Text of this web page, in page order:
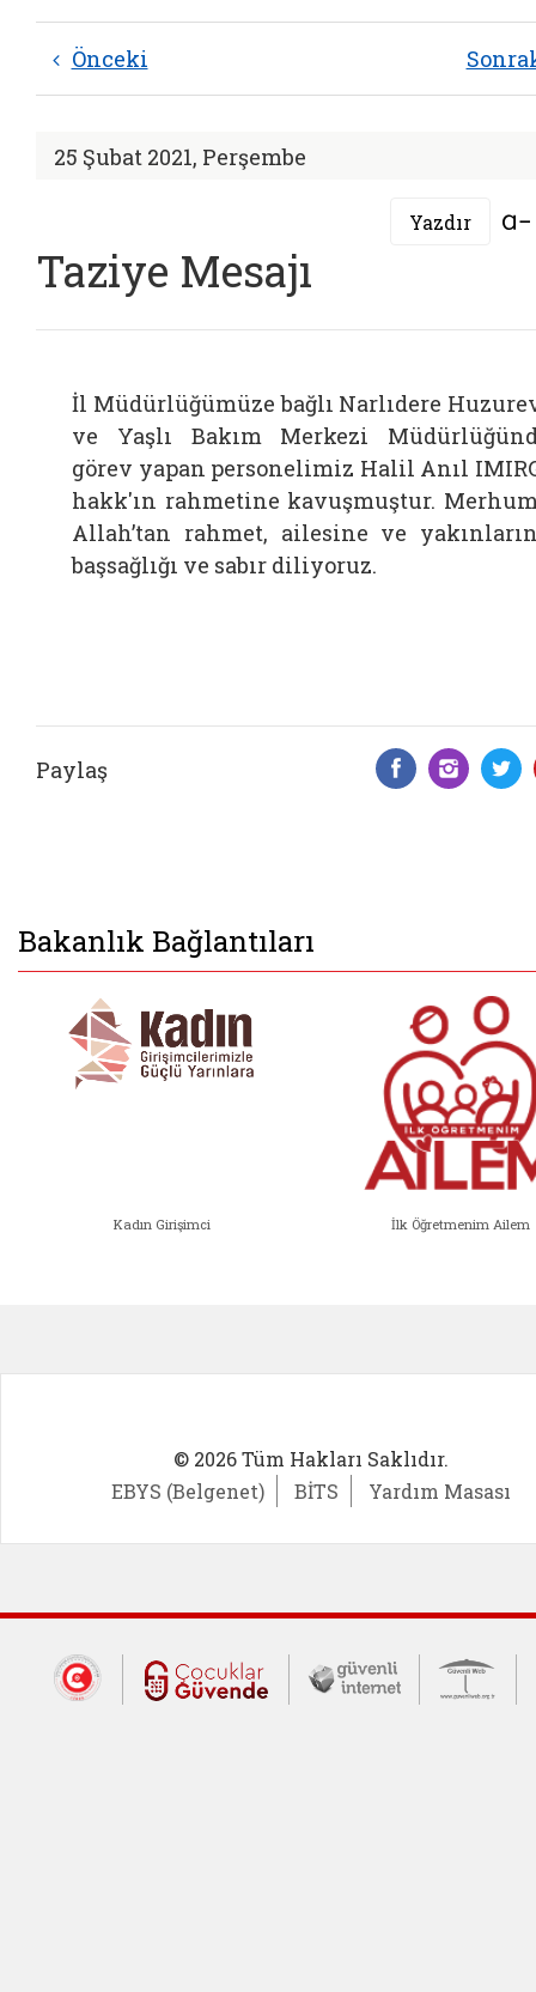
Önceki
25 Şubat 2021, Perşembe
Yazdır
Taziye Mesajı
İl Müdürlüğümüze bağlı Narlıdere
ve Yaşlı Bakım Merkezi
görev yapan personelimiz Halil Anıl
hakk'ın rahmetine kavuşmuştur.
Allah’tan rahmet, ailesine ve
başsağlığı ve sabır diliyoruz.
Paylaş
Bakanlık Bağlantıları
Kadın Girişimci İlk Öğretmenim Ailem
© 2026 Tüm Hakları Saklıdır.
EBYS (Belgenet)
BİTS Yardım Masası
Dış Bağlantılar
Cumhurbaşkanlığı İletişim Merkezi
Çocuklar Güvende (yeni
Güvenli